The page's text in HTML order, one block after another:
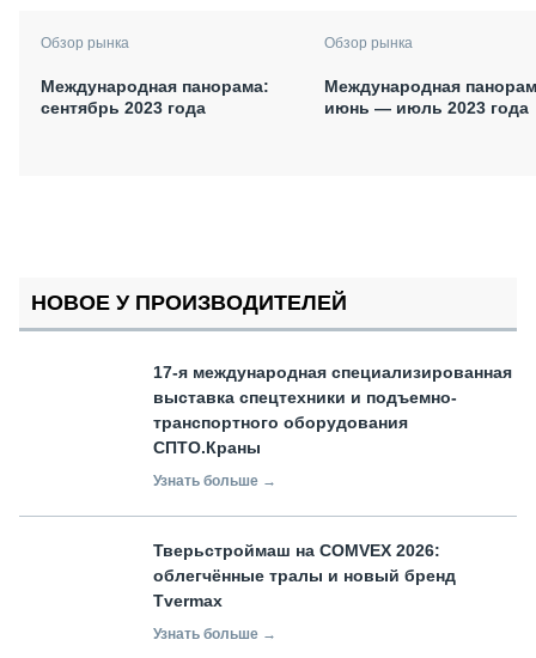
Обзор рынка
Международная панорама:
сентябрь 2023 года
Обзор рынка
Международная
июнь — июль 2023 года
НОВОЕ У ПРОИЗВОДИТЕЛЕЙ
17-я международная специализированная
выставка спецтехники и подъемно-
транспортного оборудования
СПТО.Краны
Узнать больше →
Тверьстроймаш на COMVEX 2026:
облегчённые тралы и новый бренд
Tvermax
Узнать больше →